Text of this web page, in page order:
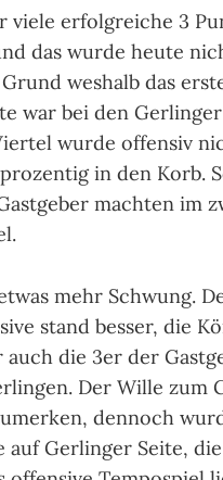
viele erfolgreiche 3
das wurde heute
Grund weshalb das
war bei den
wurde offensiv
in den Korb.
machten im
mehr Schwung.
stand besser, die
die 3er der
Der Wille zum
dennoch
auf Gerlinger Seite,